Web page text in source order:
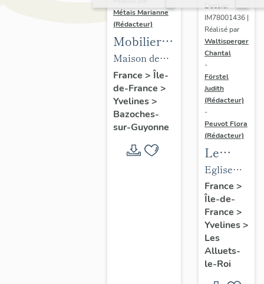
Métais Marianne
(Rédacteur)
Mobilier
de la
maison
Louis
Carré
Maison de
villégiature
dite maison
Louis Carré
France > Île-
de-France >
Yvelines>
Bazoches-
sur-Guyonne
Dossier
IM78001436 |
Réalisé par
Waltisperger
Chantal
-
Förstel
Judith
(Rédacteur)
-
Peuvot Flora
(Rédacteur)
Le
mobilier
de
l'église
Saint-
Nicolas
Eglise
paroissiale
Saint-
Nicolas
France >
Île-de-
France >
Yvelines>
Les
Alluets-
le-Roi